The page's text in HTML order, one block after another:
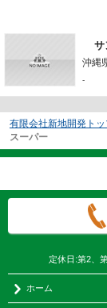
サ
沖縄
-
有限会社新地開発ト
スーパー
定休日:第2、
ホーム